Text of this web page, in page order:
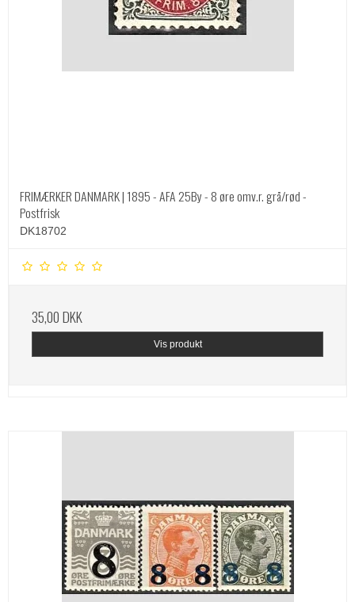
FRIMÆRKER DANMARK | 1895 - AFA 25By - 8 øre omv.r. grå/rød -
Postfrisk
DK18702
35,00 DKK
Vis produkt